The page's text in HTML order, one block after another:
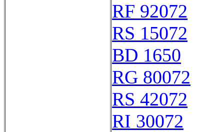
RF 92072
RS 15072
BD 1650
RG 80072
RS 42072
RI 30072